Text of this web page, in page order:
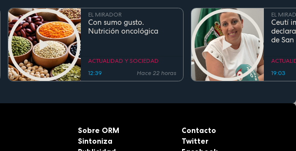
EL MIRADOR
Con sumo gusto.
Nutrición oncológica
ACTUALIDAD Y SOCIEDAD
12:39
Hace 22 horas
EL
Ceutí
de
19:03
Sobre ORM
Sintoniza
Contacto
Twitter